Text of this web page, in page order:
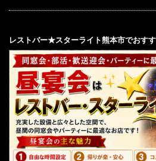
レストバー★スターライト熊本市でおす